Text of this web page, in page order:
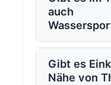
auch
Gibt es
Nähe von